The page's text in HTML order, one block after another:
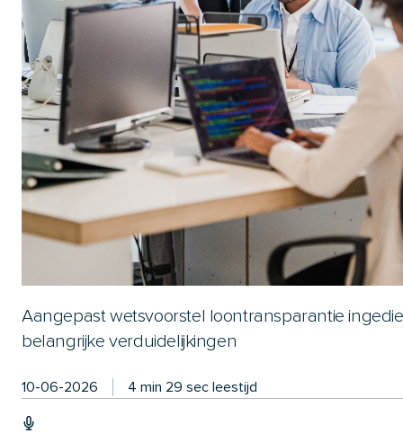
Aangepast wetsvoorstel loontransparantie
belangrijke verduidelijkingen
10-06-2026 4 min 29 sec leestijd